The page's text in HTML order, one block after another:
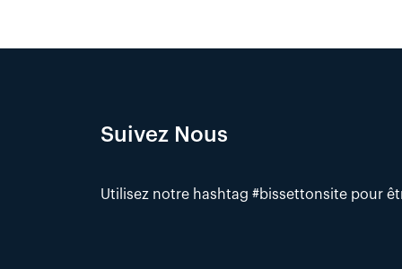
Suivez Nous
Utilisez notre hashtag #bissettonsite pour